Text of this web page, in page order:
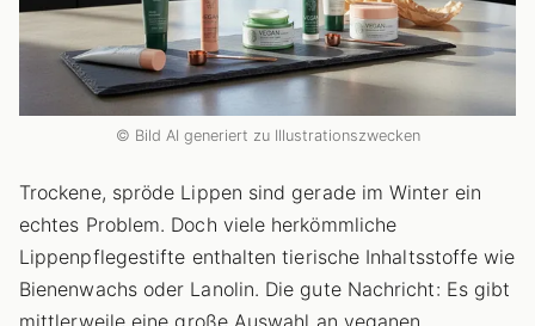
© Bild AI generiert zu Illustrationszwecken
Trockene, spröde Lippen sind gerade im Winter ein
echtes Problem. Doch viele herkömmliche
Lippenpflegestifte enthalten tierische Inhaltsstoffe wie
Bienenwachs oder Lanolin. Die gute Nachricht: Es gibt